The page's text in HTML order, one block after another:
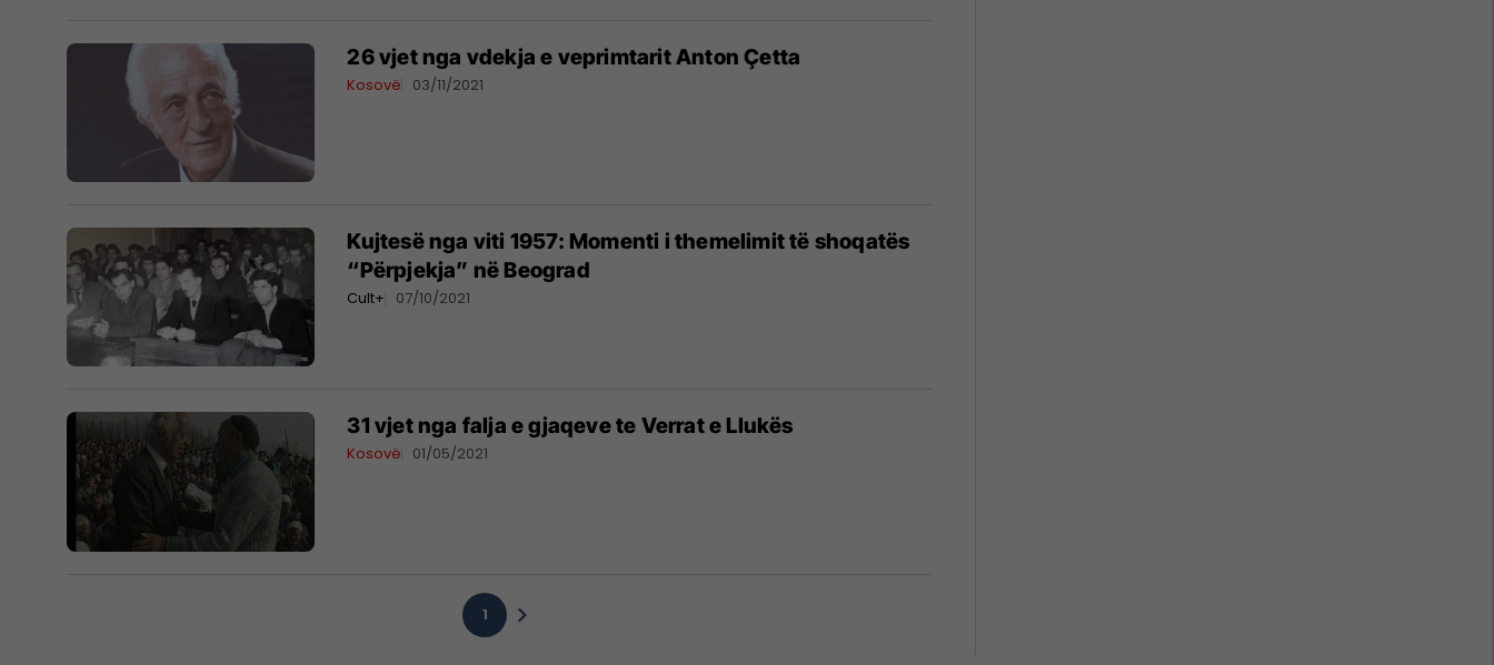
26 vjet nga vdekja e veprimtarit Anton Çetta
Kosovë 03/11/2021
Kujtesë nga viti 1957: Momenti i themelimit të shoqatës
“Përpjekja” në Beograd
Cult+ 07/10/2021
31 vjet nga falja e gjaqeve te Verrat e Llukës
Kosovë 01/05/2021
1